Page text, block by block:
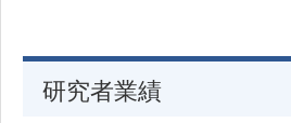
研究者業績